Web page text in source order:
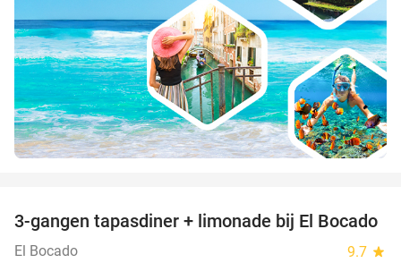
26%
3-gangen tapasdiner + limonade bij El Bocado
El Bocado 9.7 star